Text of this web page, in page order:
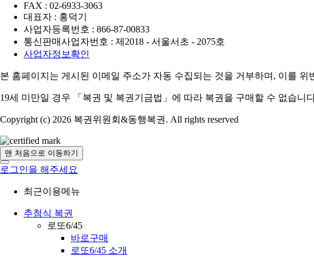
FAX : 02-6933-3063
대표자 : 홍덕기
사업자등록번호 : 866-87-00833
통신판매사업자번호 : 제2018 - 서울서초 - 2075호
사업자정보확인
본 홈페이지는 게시된 이메일 주소가 자동 수집되는 것을 거부하며, 이를 위
19세 미만일 경우 「복권 및 복권기금법」에 따라 복권을 구매할 수 없습니
Copyright (c) 2026 복권위원회&동행복권. All rights reserved
맨 처음으로 이동하기
로그인을 해주세요
최근이용메뉴
추첨식 복권
로또6/45
바로구매
로또6/45 소개